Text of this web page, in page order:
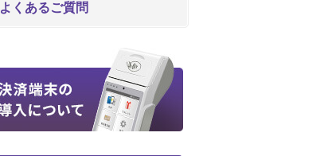
よくあるご質問